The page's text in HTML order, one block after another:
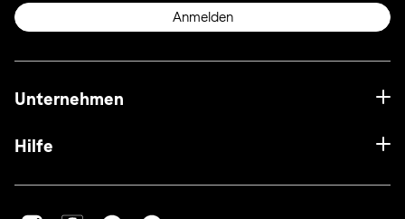
Anmelden
Unternehmen
Hilfe